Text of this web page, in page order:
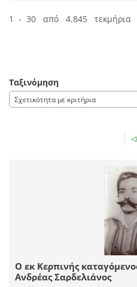
1 - 30 από 4.845 τεκμήρια
Ταξινόμηση
Σχετικότητα με κριτήρια
Ο εκ Κερπινής
Ανδρέας Σαρδελιάνος